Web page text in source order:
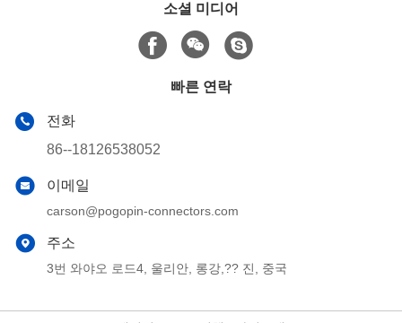
소셜 미디어
빠른 연락
전화
86--18126538052
이메일
carson@pogopin-connectors.com
주소
3번 와야오 로드4, 울리안, 롱강,?? 진, 중국